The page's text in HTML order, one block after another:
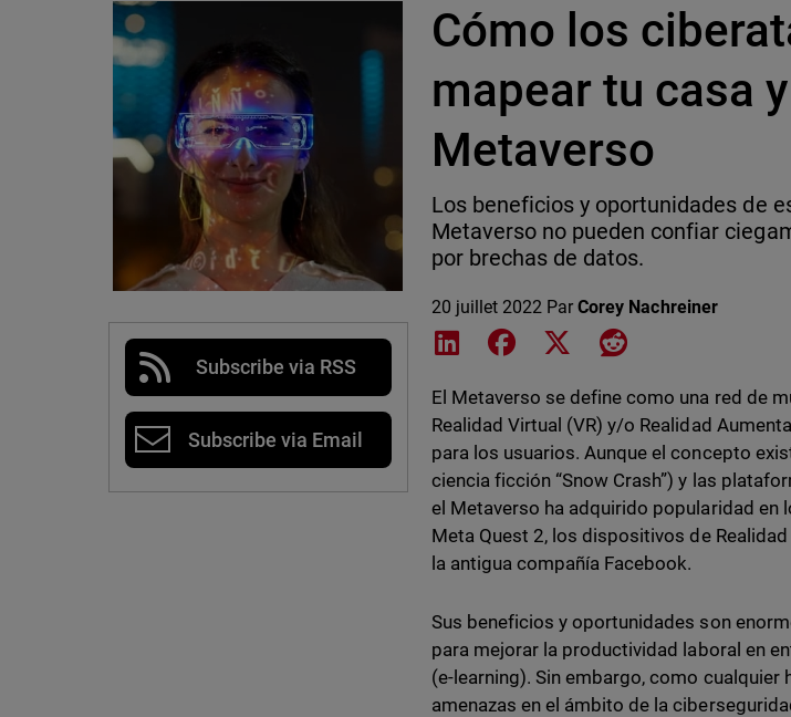
Subscribe via RSS
Subscribe via Email
Cómo los
mapear tu casa
Metaverso
Los beneficios y oportunidades de
Metaverso no pueden confiar
por brechas de datos.
20 juillet 2022 ParCorey Nachreiner
Share on LinkedIn
Share on Facebook
Share on XShare on Reddit
El Metaverso se define como una red de
Realidad Virtual (VR) y/o Realidad
para los usuarios. Aunque el concepto
ciencia ficción “Snow Crash”) y las
el Metaverso ha adquirido popularidad en
Meta Quest 2, los dispositivos de
la antigua compañía Facebook.
Sus beneficios y oportunidades son
para mejorar la productividad laboral en
(e-learning). Sin embargo, como
amenazas en el ámbito de la